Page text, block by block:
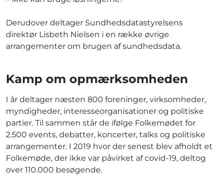
Derudover deltager Sundhedsdatastyrelsens
direktør Lisbeth Nielsen i en række øvrige
arrangementer om brugen af sundhedsdata.
Kamp om opmærksomheden
I år deltager næsten 800 foreninger, virksomheder,
myndigheder, interesseorganisationer og politiske
partier. Til sammen står de ifølge Folkemødet for
2.500 events, debatter, koncerter, talks og politiske
arrangementer. I 2019 hvor der senest blev afholdt et
Folkemøde, der ikke var påvirket af covid-19, deltog
over 110.000 besøgende.